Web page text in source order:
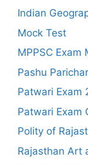
Indian
Mock Test
MPPSC Exam
Pashu
Patwari Exam
Patwari Exam
Polity of
Rajasthan Art